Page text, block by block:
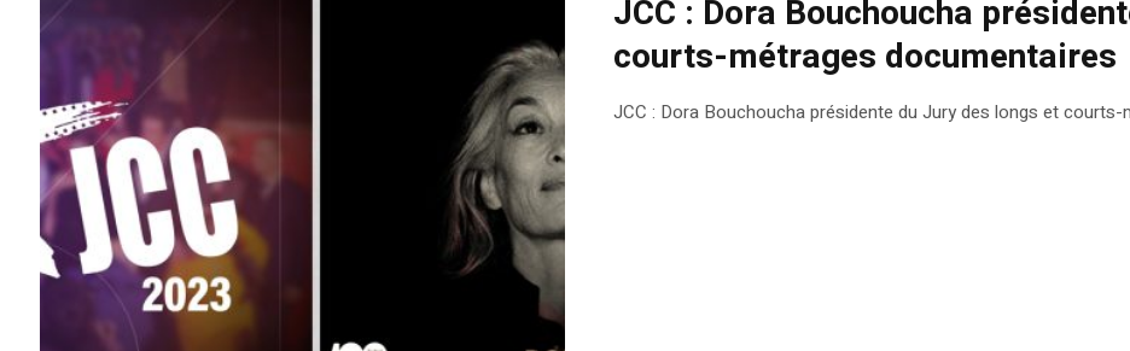
JCC : Dora Bouchoucha
courts-métrages documentaires
JCC : Dora Bouchoucha présidente du Jury des longs et